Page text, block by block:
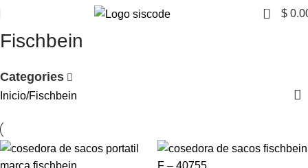
0 $
Fischbein
Categories
Inicio Fischbein